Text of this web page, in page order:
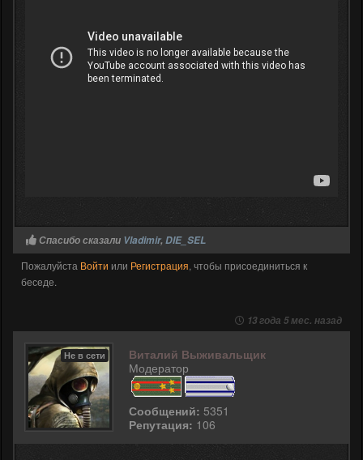
Спасибо сказали Vladimir, DIE_SEL
Пожалуйста Войти или Регистрация, чтобы присоединиться к
беседе.
13 года 5 мес. назад
Не в сети
Виталий Выживальщик
Модератор
Сообщений: 5351
Репутация: 106